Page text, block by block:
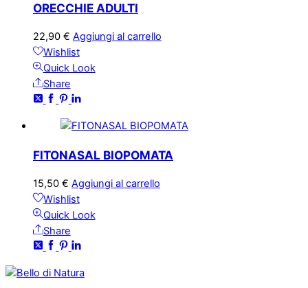
ORECCHIE ADULTI
22,90 € Aggiungi al carrello
Wishlist
Quick Look
Share
FITONASAL BIOPOMATA
15,50 € Aggiungi al carrello
Wishlist
Quick Look
Share